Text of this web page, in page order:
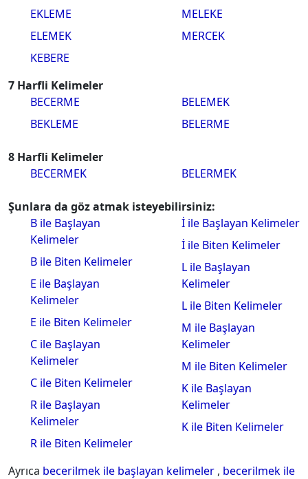
EKLEME
ELEMEK
KEBERE
MELEKE
MERCEK
7 Harfli Kelimeler
BECERME
BEKLEME
BELEMEK
BELERME
8 Harfli Kelimeler
BECERMEK
BELERMEK
Şunlara da göz atmak isteyebilirsiniz:
B ile Başlayan
Kelimeler
B ile Biten Kelimeler
E ile Başlayan
Kelimeler
E ile Biten Kelimeler
C ile Başlayan
Kelimeler
C ile Biten Kelimeler
R ile Başlayan
Kelimeler
R ile Biten Kelimeler
İ ile Başlayan Kelimeler
İ ile Biten Kelimeler
L ile Başlayan
Kelimeler
L ile Biten Kelimeler
M ile Başlayan
Kelimeler
M ile Biten Kelimeler
K ile Başlayan
Kelimeler
K ile Biten Kelimeler
Ayrıca becerilmek ile başlayan kelimeler , becerilmek ile